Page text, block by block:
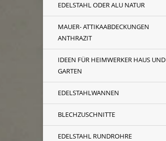
EDELSTAHL ODER ALU NATUR
MAUER- ATTIKAABDECKUNGEN
ANTHRAZIT
IDEEN FÜR HEIMWERKER HAUS UND
GARTEN
EDELSTAHLWANNEN
BLECHZUSCHNITTE
EDELSTAHL RUNDROHRE